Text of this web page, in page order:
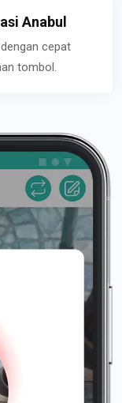
Anabul
cepat
tombol.